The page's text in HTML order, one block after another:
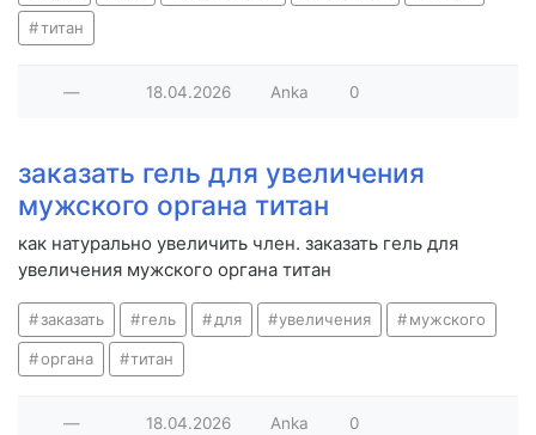
титан
— 18.04.2026 Anka 0
заказать гель для увеличения
мужского органа титан
как натурально увеличить член. заказать гель для
увеличения мужского органа титан
заказать гель для увеличения мужского
органа титан
— 18.04.2026 Anka 0